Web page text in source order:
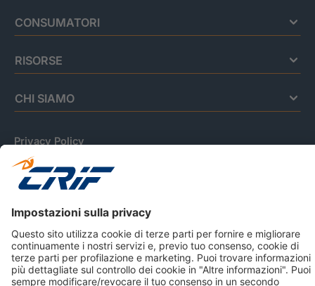
CONSUMATORI
RISORSE
CHI SIAMO
Privacy Policy
Cookie Policy
Informativa Dati Personali
CRIF Business Ethics
Informativa Privacy Relativa Al Sistema Di Informazioni
Creditizie